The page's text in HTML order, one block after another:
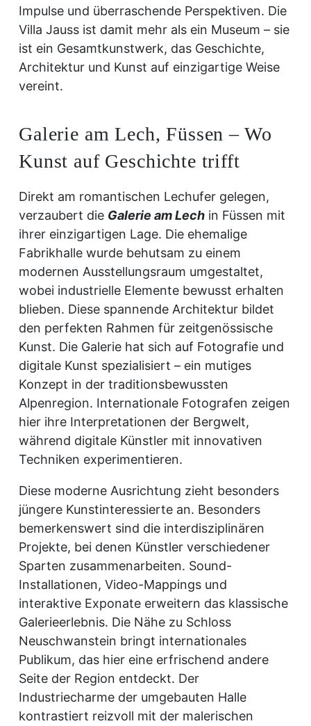
Impulse und überraschende Perspektiven. Die
Villa Jauss ist damit mehr als ein Museum – sie
ist ein Gesamtkunstwerk, das Geschichte,
Architektur und Kunst auf einzigartige Weise
vereint.
Galerie am Lech, Füssen – Wo
Kunst auf Geschichte trifft
Direkt am romantischen Lechufer gelegen,
verzaubert die Galerie am Lech in Füssen mit
ihrer einzigartigen Lage. Die ehemalige
Fabrikhalle wurde behutsam zu einem
modernen Ausstellungsraum umgestaltet,
wobei industrielle Elemente bewusst erhalten
blieben. Diese spannende Architektur bildet
den perfekten Rahmen für zeitgenössische
Kunst. Die Galerie hat sich auf Fotografie und
digitale Kunst spezialisiert – ein mutiges
Konzept in der traditionsbewussten
Alpenregion. Internationale Fotografen zeigen
hier ihre Interpretationen der Bergwelt,
während digitale Künstler mit innovativen
Techniken experimentieren.
Diese moderne Ausrichtung zieht besonders
jüngere Kunstinteressierte an. Besonders
bemerkenswert sind die interdisziplinären
Projekte, bei denen Künstler verschiedener
Sparten zusammenarbeiten. Sound-
Installationen, Video-Mappings und
interaktive Exponate erweitern das klassische
Galerieerlebnis. Die Nähe zu Schloss
Neuschwanstein bringt internationales
Publikum, das hier eine erfrischend andere
Seite der Region entdeckt. Der
Industriecharme der umgebauten Halle
kontrastiert reizvoll mit der malerischen